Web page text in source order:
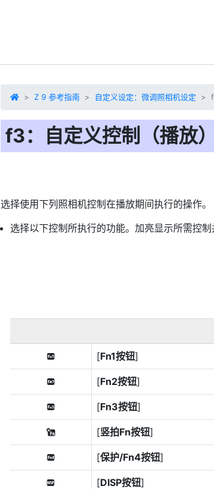
Z 9 参考指南 自定义设定：微调照相机设定
f3：自定义控制（播放）
选择使用下列照相机控制在播放期间执行的操作。
选择以下控制所执行的功能。加亮显示所需控
v [Fn1按钮]
x [Fn2按钮]
1 [Fn3按钮]
k [竖拍Fn按钮]
a [保护/Fn4按钮]
D [DISP按钮]